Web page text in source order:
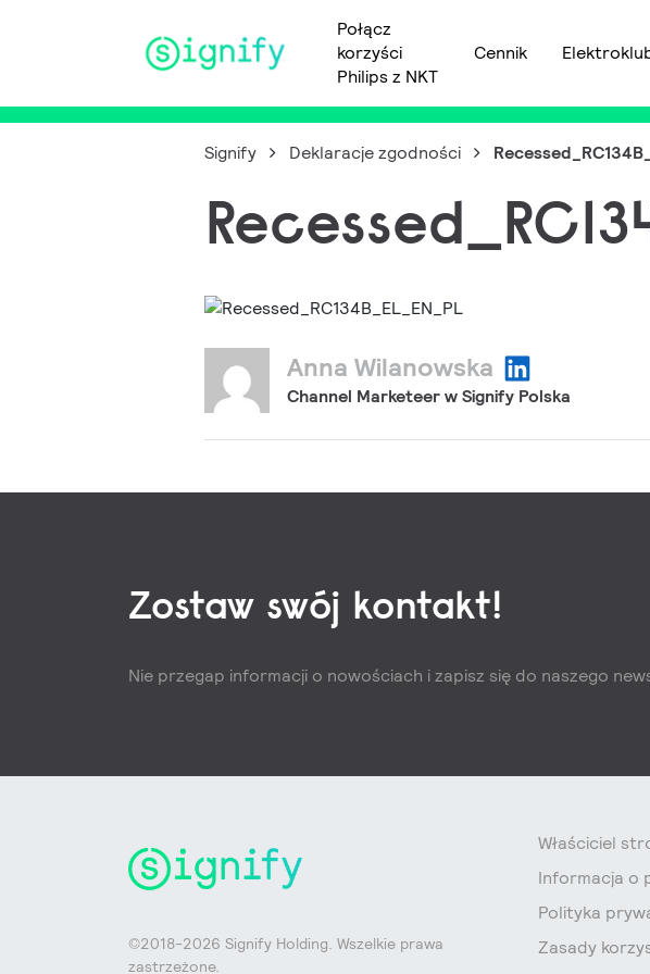
Main Navigation
Połącz
korzyści
Philips z NKT
Cennik
Signify Deklaracje zgodności
Anna Wilanowska
Channel Marketeer w Signify Polska
Zostaw swój kontakt!
Nie przegap informacji o nowościach i zapisz się do naszego
©2018-2026 Signify Holding. Wszelkie prawa
zastrzeżone.
Właściciel
Informacja o
Polityka
Zasady